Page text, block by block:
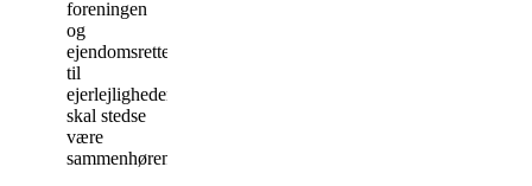
foreningen
og
ejendomsretten
til
ejerlejligheden
skal stedse
være
sammenhørende.